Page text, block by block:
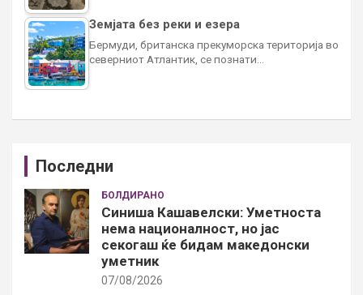
Земјата без реки и езера
Бермуди, британска прекуморска територија во
северниот Атлантик, се познати…
Последни
БОЛДИРАНО
Синиша Кашавелски: Уметноста
нема националност, но јас
секогаш ќе бидам македонски
уметник
07/08/2026